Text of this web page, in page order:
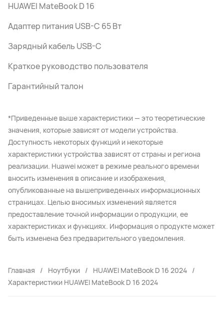
HUAWEI MateBook D 16
Адаптер питания USB-C 65 Вт
Зарядный кабель USB-C
Краткое руководство пользователя
Гарантийный талон
*Приведенные выше характеристики — это теоретические
значения, которые зависят от модели устройства.
Доступность некоторых функций и некоторые
характеристики устройства зависят от страны и региона
реализации. Huawei может в режиме реального времени
вносить изменения в описание и изображения,
опубликованные на вышеприведенных информационных
страницах. Целью вносимых изменений является
предоставление точной информации о продукции, ее
характеристиках и функциях. Информация о продукте может
быть изменена без предварительного уведомления.
Главная Ноутбуки
HUAWEI MateBook D 16 2024
Характеристики HUAWEI MateBook D 16 2024